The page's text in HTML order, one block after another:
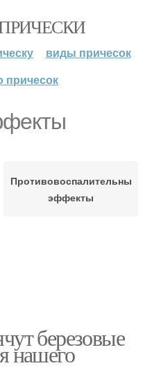
виды причесок
причесок
Противовоспалительные
эффекты
березовые
нашего